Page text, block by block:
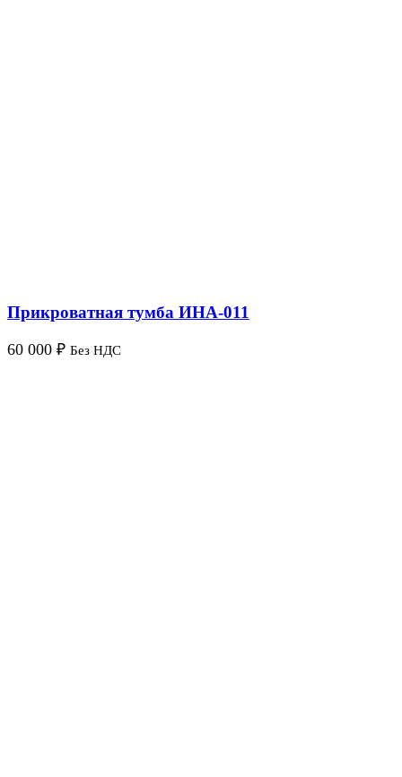
Прикроватная тумба ИНА-011
60 000 ₽ Без НДС